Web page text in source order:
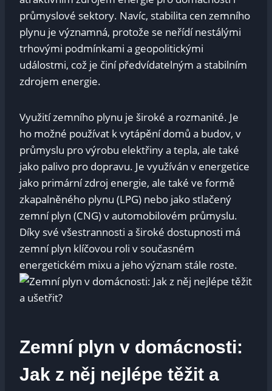
průmyslové sektory. Navíc, stabilita cen ‍zemního​
plynu je významná, protože se neřídí nestálými
trhovými‌ podmínkami a geopolitickými
událostmi, což ‍je činí předvídatelným a stabilním
zdrojem energie.
Využití zemního plynu je široké a rozmanité.‌ Je
‌ho možné⁣ používat k vytápění⁢ domů a⁤ budov, v
průmyslu pro výrobu elektřiny a tepla, ale také
jako palivo pro dopravu. ​Je využíván v energetice
jako primární⁣ zdroj energie, ale také ve formě
zkapalněného ⁤plynu (LPG) nebo jako stlačený
zemní plyn (CNG) v automobilovém průmyslu.
Díky své všestrannosti a široké dostupnosti má
zemní plyn ⁣klíčovou roli v ⁣současném⁤
energetickém‌ mixu a jeho význam stále roste.
Zemní plyn v domácnosti:
Jak ​z něj nejlépe těžit‍ a